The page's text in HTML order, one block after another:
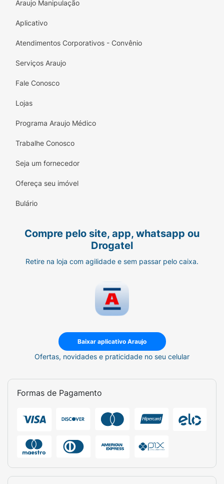
Araujo Manipulação
Aplicativo
Atendimentos Corporativos - Convênio
Serviços Araujo
Fale Conosco
Lojas
Programa Araujo Médico
Trabalhe Conosco
Seja um fornecedor
Ofereça seu imóvel
Bulário
Compre pelo site, app, whatsapp ou
Drogatel
Retire na loja com agilidade e sem passar pelo caixa.
Baixar aplicativo Araujo
Ofertas, novidades e praticidade no seu celular
Formas de Pagamento